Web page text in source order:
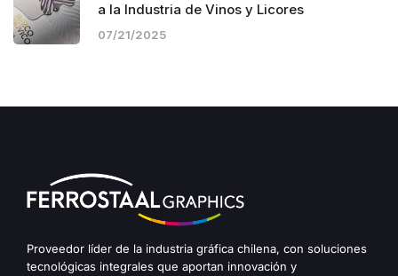
a la Industria de Vinos y Licores
07/21/2025
Proveedor líder de la industria gráfica chilena, con soluciones
tecnológicas integrales que aportan innovación y